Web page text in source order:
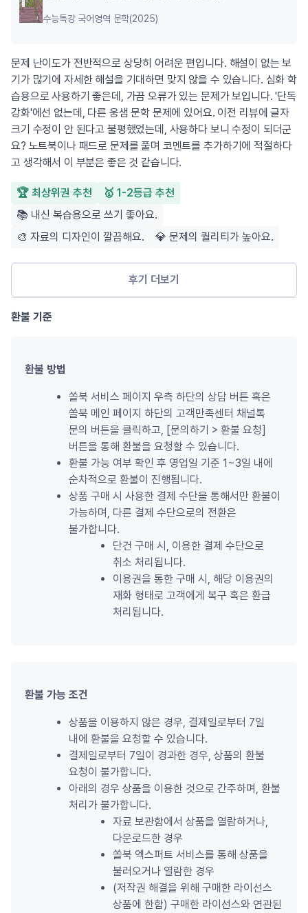
수능특강 국어영역 문학(2025)
문제 난이도가 전반적으로 상당히 어려운 편입니다. 해설이 없는 보
기가 많기에 자세한 해설을 기대하면 맞지 않을 수 있습니다. 심화 학
습용으로 사용하기 좋은데, 가끔 오류가 있는 문제가 보입니다. '단독
강화'에선 없는데, 다른 웅샘 문학 문제에 있어요. 이전 리뷰에 글자
크기 수정이 안 된다고 불평했었는데, 사용하다 보니 수정이 되더군
요? 노트북이나 패드로 문제를 풀며 코멘트를 추가하기에 적절하다
고 생각해서 이 부분은 좋은 것 같습니다.
🏆 최상위권 추천
🥇 1-2등급 추천
📚 내신 복습용으로 쓰기 좋아요.
🎨 자료의 디자인이 깔끔해요.
💎 문제의 퀄리티가 높아요.
후기 더보기
환불 기준
환불 방법
쏠북 서비스 페이지 우측 하단의 상담 버튼 혹은
쏠북 메인 페이지 하단의 고객만족센터 채널톡
문의 버튼을 클릭하고, [문의하기 > 환불 요청]
버튼을 통해 환불을 요청할 수 있습니다.
환불 가능 여부 확인 후 영업일 기준 1~3일 내에
순차적으로 환불이 진행됩니다.
상품 구매 시 사용한 결제 수단을 통해서만 환불이
가능하며, 다른 결제 수단으로의 전환은
불가합니다.
단건 구매 시, 이용한 결제 수단으로
취소 처리됩니다.
이용권을 통한 구매 시, 해당 이용권의
재화 형태로 고객에게 복구 혹은 환급
처리됩니다.
환불 가능 조건
상품을 이용하지 않은 경우, 결제일로부터 7일
내에 환불을 요청할 수 있습니다.
결제일로부터 7일이 경과한 경우, 상품의 환불
요청이 불가합니다.
아래의 경우 상품을 이용한 것으로 간주하며, 환불
처리가 불가합니다.
자료 보관함에서 상품을 열람하거나,
다운로드한 경우
쏠북 엑스퍼트 서비스를 통해 상품을
불러오거나 열람한 경우
(저작권 해결을 위해 구매한 라이선스
상품에 한함) 구매한 라이선스와 연관된